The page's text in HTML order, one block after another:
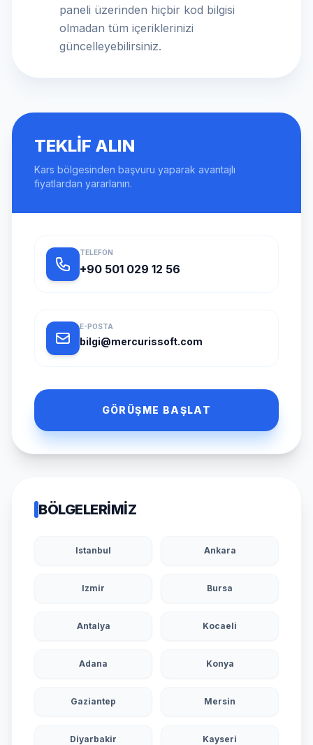
paneli üzerinden hiçbir kod bilgisi
olmadan tüm içeriklerinizi
güncelleyebilirsiniz.
TEKLIF ALIN
Kars bölgesinden başvuru yaparak avantajlı
fiyatlardan yararlanın.
TELEFON
+90 501 029 12 56
E-POSTA
bilgi@mercurissoft.com
GÖRÜŞME BAŞLAT
BÖLGELERIMIZ
Istanbul Ankara
Izmir Bursa
Antalya Kocaeli
Adana Konya
Gaziantep Mersin
Diyarbakir Kayseri